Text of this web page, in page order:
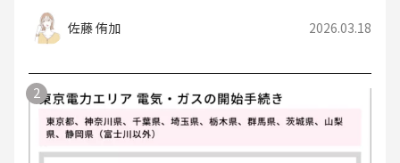
佐藤 侑加 2026.03.18